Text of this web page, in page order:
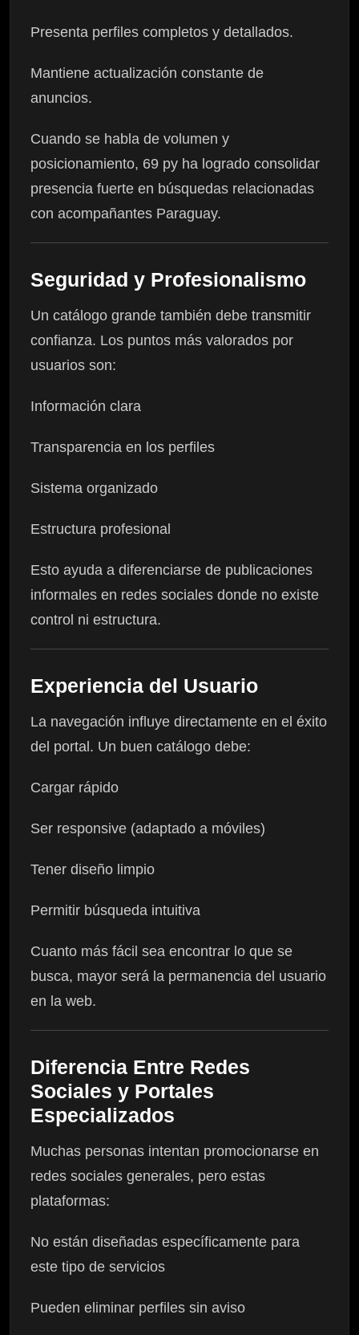
Presenta perfiles completos y detallados.
Mantiene actualización constante de
anuncios.
Cuando se habla de volumen y
posicionamiento, 69 py ha logrado consolidar
presencia fuerte en búsquedas relacionadas
con acompañantes Paraguay.
Seguridad y Profesionalismo
Un catálogo grande también debe transmitir
confianza. Los puntos más valorados por
usuarios son:
Información clara
Transparencia en los perfiles
Sistema organizado
Estructura profesional
Esto ayuda a diferenciarse de publicaciones
informales en redes sociales donde no existe
control ni estructura.
Experiencia del Usuario
La navegación influye directamente en el éxito
del portal. Un buen catálogo debe:
Cargar rápido
Ser responsive (adaptado a móviles)
Tener diseño limpio
Permitir búsqueda intuitiva
Cuanto más fácil sea encontrar lo que se
busca, mayor será la permanencia del usuario
en la web.
Diferencia Entre Redes
Sociales y Portales
Especializados
Muchas personas intentan promocionarse en
redes sociales generales, pero estas
plataformas:
No están diseñadas específicamente para
este tipo de servicios
Pueden eliminar perfiles sin aviso